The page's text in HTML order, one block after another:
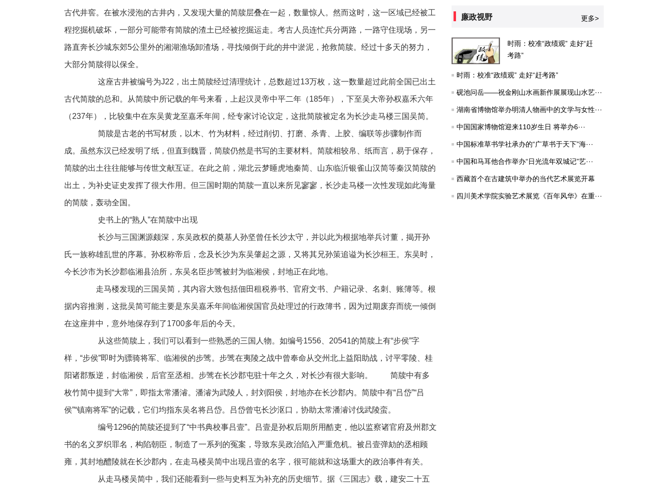
古代井窖。在被水浸泡的古井内，又发现大量的简牍层叠在一起，数量惊人。然而这时，这一区域已经被工
程挖掘机破坏，一部分可能带有简牍的渣土已经被挖掘运走。考古人员连忙兵分两路，一路守住现场，另一
路直奔长沙城东郊5公里外的湘湖渔场卸渣场，寻找倾倒于此的井中淤泥，抢救简牍。经过十多天的努力，
大部分简牍得以保全。
这座古井被编号为J22，出土简牍经过清理统计，总数超过13万枚，这一数量超过此前全国已出土
古代简牍的总和。从简牍中所记载的年号来看，上起汉灵帝中平二年（185年），下至吴大帝孙权嘉禾六年
（237年），比较集中在东吴黄龙至嘉禾年间，经专家讨论议定，这批简牍被定名为长沙走马楼三国吴简。
简牍是古老的书写材质，以木、竹为材料，经过削切、打磨、杀青、上胶、编联等步骤制作而
成。虽然东汉已经发明了纸，但直到魏晋，简牍仍然是书写的主要材料。简牍相较帛、纸而言，易于保存，
简牍的出土往往能够与传世文献互证。在此之前，湖北云梦睡虎地秦简、山东临沂银雀山汉简等秦汉简牍的
出土，为补史证史发挥了很大作用。但三国时期的简牍一直以来所见寥寥，长沙走马楼一次性发现如此海量
的简牍，轰动全国。
史书上的“熟人”在简牍中出现
长沙与三国渊源颇深，东吴政权的奠基人孙坚曾任长沙太守，并以此为根据地举兵讨董，揭开孙
氏一族称雄乱世的序幕。孙权称帝后，念及长沙为东吴肇起之源，又将其兄孙策追谥为长沙桓王。东吴时，
今长沙市为长沙郡临湘县治所，东吴名臣步骘被封为临湘侯，封地正在此地。
走马楼发现的三国吴简，其内容大致包括佃田租税券书、官府文书、户籍记录、名刺、账簿等。根
据内容推测，这批吴简可能主要是东吴嘉禾年间临湘侯国官员处理过的行政簿书，因为过期废弃而统一倾倒
在这座井中，意外地保存到了1700多年后的今天。
从这些简牍上，我们可以看到一些熟悉的三国人物。如编号1556、20541的简牍上有“步侯”字
样，“步侯”即时为骠骑将军、临湘侯的步骘。步骘在夷陵之战中曾奉命从交州北上益阳助战，讨平零陵、桂
阳诸郡叛逆，封临湘侯，后官至丞相。步骘在长沙郡屯驻十年之久，对长沙有很大影响。 简牍中有多
枚竹简中提到“大常”，即指太常潘濬。潘濬为武陵人，封刘阳侯，封地亦在长沙郡内。简牍中有“吕岱”“吕
侯”“镇南将军”的记载，它们均指东吴名将吕岱。吕岱曾屯长沙沤口，协助太常潘濬讨伐武陵蛮。
编号1296的简牍还提到了“中书典校事吕壹”。吕壹是孙权后期所用酷吏，他以监察诸官府及州郡文
书的名义罗织罪名，构陷朝臣，制造了一系列的冤案，导致东吴政治陷入严重危机。被吕壹弹劾的丞相顾
雍，其封地醴陵就在长沙郡内，在走马楼吴简中出现吕壹的名字，很可能就和这场重大的政治事件有关。
从走马楼吴简中，我们还能看到一些与史料互为补充的历史细节。据《三国志》载，建安二十五
廉政视野 更多>
时雨：校准“政绩观” 走好“赶
考路”
时雨：校准“政绩观” 走好“赶考路”
砚池问岳——祝金刚山水画新作展展现山水艺···
湖南省博物馆举办明清人物画中的文学与女性···
中国国家博物馆迎来110岁生日 将举办6···
中国标准草书学社承办的“广草书于天下”海···
中国和马耳他合作举办“日光流年双城记”艺···
西藏首个在古建筑中举办的当代艺术展览开幕
四川美术学院实验艺术展览《百年风华》在重···